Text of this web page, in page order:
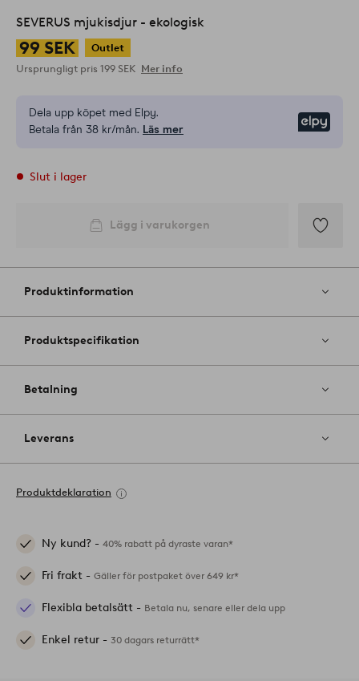
SEVERUS mjukisdjur - ekologisk
99 SEK
Outlet
Ursprungligt pris 199 SEK Mer info
Dela upp köpet med Elpy.
Betala från 38 kr/mån. Läs mer
Slut i lager
Lägg i varukorgen
till
favoriter
Produktinformation
Produktspecifikation
Betalning
Leverans
Produktdeklaration
Ny kund? - 40% rabatt på dyraste varan*
Fri frakt - Gäller för postpaket över 649 kr*
Flexibla betalsätt - Betala nu, senare eller dela upp
Enkel retur - 30 dagars returrätt*